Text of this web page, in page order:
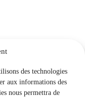
des technologies
aux informations des
nous permettra de